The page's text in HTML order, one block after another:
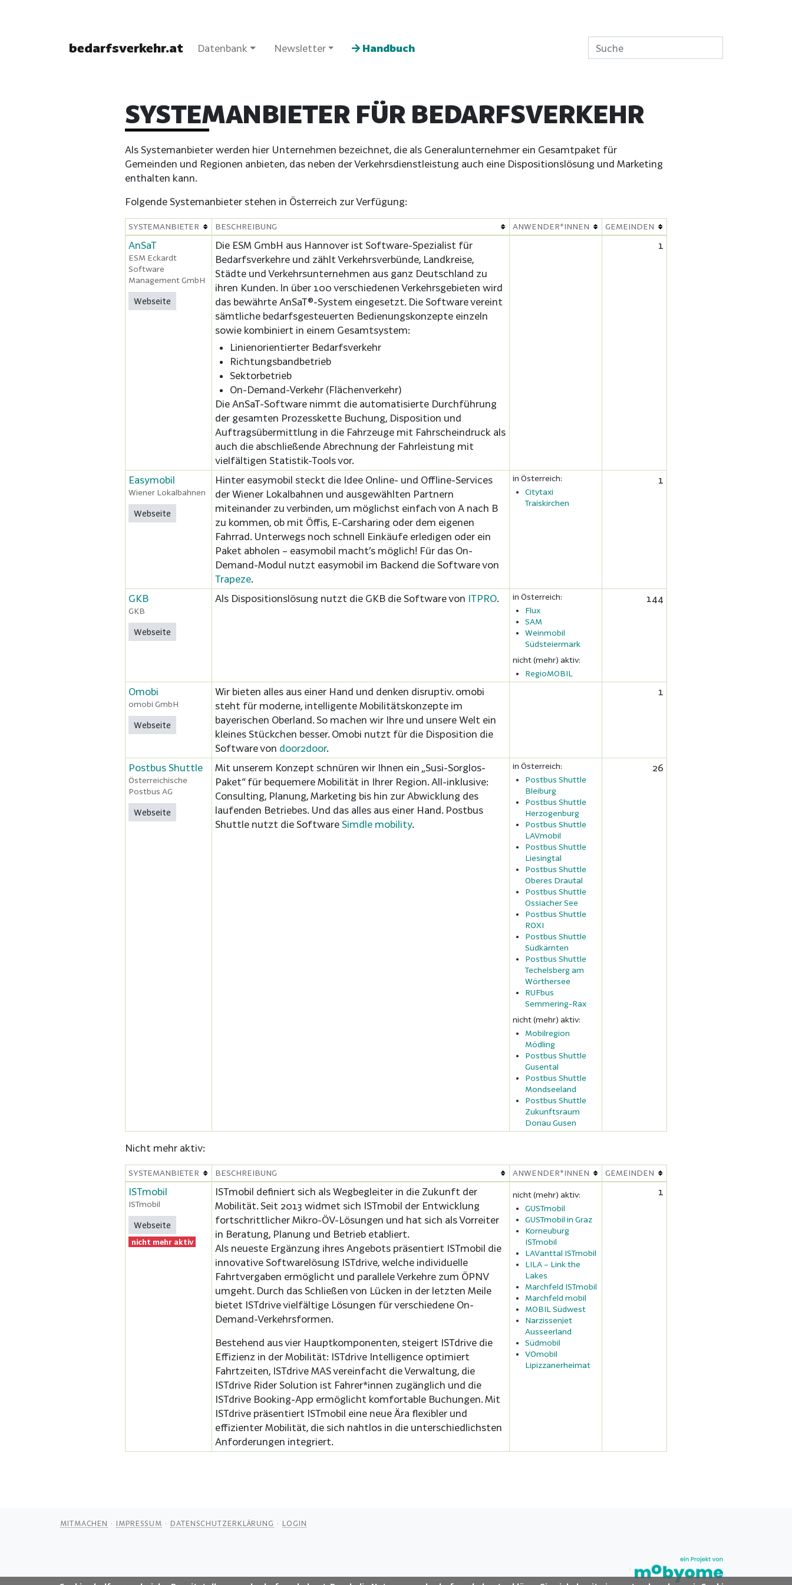
bedarfsverkehr.at Datenbank Newsletter Handbuch
SYSTEMANBIETER FÜR BEDARFSVERKEHR
Als Systemanbieter werden hier Unternehmen bezeichnet, die als Generalunternehmer ein Gesamtpaket für
Gemeinden und Regionen anbieten, das neben der Verkehrsdienstleistung auch eine Dispositionslösung und Marketing
enthalten kann.
Folgende Systemanbieter stehen in Österreich zur Verfügung:
SYSTEMANBIETER BESCHREIBUNG ANWENDER*INNEN GEMEINDEN
AnSaT
ESM Eckardt
Software
Management GmbH
Webseite
Die ESM GmbH aus Hannover ist Software-Spezialist für
Bedarfsverkehre und zählt Verkehrsverbünde, Landkreise,
Städte und Verkehrsunternehmen aus ganz Deutschland zu
ihren Kunden. In über 100 verschiedenen Verkehrsgebieten wird
das bewährte AnSaT®-System eingesetzt. Die Software vereint
sämtliche bedarfsgesteuerten Bedienungskonzepte einzeln
sowie kombiniert in einem Gesamtsystem:
Linienorientierter Bedarfsverkehr
Richtungsbandbetrieb
Sektorbetrieb
On-Demand-Verkehr (Flächenverkehr)
Die AnSaT-Software nimmt die automatisierte Durchführung
der gesamten Prozesskette Buchung, Disposition und
Auftragsübermittlung in die Fahrzeuge mit Fahrscheindruck als
auch die abschließende Abrechnung der Fahrleistung mit
vielfältigen Statistik-Tools vor.
1
Easymobil
Wiener Lokalbahnen
Webseite
Hinter easymobil steckt die Idee Online- und Offline-Services
der Wiener Lokalbahnen und ausgewählten Partnern
miteinander zu verbinden, um möglichst einfach von A nach B
zu kommen, ob mit Öffis, E-Carsharing oder dem eigenen
Fahrrad. Unterwegs noch schnell Einkäufe erledigen oder ein
Paket abholen – easymobil macht’s möglich! Für das On-
Demand-Modul nutzt easymobil im Backend die Software von
Trapeze.
in Österreich:
Citytaxi
Traiskirchen
1
GKB
GKB
Webseite
Als Dispositionslösung nutzt die GKB die Software von ITPRO.
in Österreich:
Flux
SAM
Weinmobil
Südsteiermark
nicht (mehr) aktiv:
RegioMOBIL
144
Omobi
omobi GmbH
Webseite
Wir bieten alles aus einer Hand und denken disruptiv. omobi
steht für moderne, intelligente Mobilitätskonzepte im
bayerischen Oberland. So machen wir Ihre und unsere Welt ein
kleines Stückchen besser. Omobi nutzt für die Disposition die
Software von door2door.
1
Postbus Shuttle
Österreichische
Postbus AG
Webseite
Mit unserem Konzept schnüren wir Ihnen ein „Susi-Sorglos-
Paket“ für bequemere Mobilität in Ihrer Region. All-inklusive:
Consulting, Planung, Marketing bis hin zur Abwicklung des
laufenden Betriebes. Und das alles aus einer Hand. Postbus
Shuttle nutzt die Software Simdle mobility.
in Österreich:
Postbus Shuttle
Bleiburg
Postbus Shuttle
Herzogenburg
Postbus Shuttle
LAVmobil
Postbus Shuttle
Liesingtal
Postbus Shuttle
Oberes Drautal
Postbus Shuttle
Ossiacher See
Postbus Shuttle
ROXI
Postbus Shuttle
Südkärnten
Postbus Shuttle
Techelsberg am
Wörthersee
RUFbus
Semmering-Rax
nicht (mehr) aktiv:
Mobilregion
Mödling
Postbus Shuttle
Gusental
Postbus Shuttle
Mondseeland
Postbus Shuttle
Zukunftsraum
Donau Gusen
26
Nicht mehr aktiv:
SYSTEMANBIETER BESCHREIBUNG ANWENDER*INNEN GEMEINDEN
ISTmobil
ISTmobil
Webseite
nicht mehr aktiv
ISTmobil definiert sich als Wegbegleiter in die Zukunft der
Mobilität. Seit 2013 widmet sich ISTmobil der Entwicklung
fortschrittlicher Mikro-ÖV-Lösungen und hat sich als Vorreiter
in Beratung, Planung und Betrieb etabliert.
Als neueste Ergänzung ihres Angebots präsentiert ISTmobil die
innovative Softwarelösung ISTdrive, welche individuelle
Fahrtvergaben ermöglicht und parallele Verkehre zum ÖPNV
umgeht. Durch das Schließen von Lücken in der letzten Meile
bietet ISTdrive vielfältige Lösungen für verschiedene On-
Demand-Verkehrsformen.
Bestehend aus vier Hauptkomponenten, steigert ISTdrive die
Effizienz in der Mobilität: ISTdrive Intelligence optimiert
Fahrtzeiten, ISTdrive MAS vereinfacht die Verwaltung, die
ISTdrive Rider Solution ist Fahrer*innen zugänglich und die
ISTdrive Booking-App ermöglicht komfortable Buchungen. Mit
ISTdrive präsentiert ISTmobil eine neue Ära flexibler und
effizienter Mobilität, die sich nahtlos in die unterschiedlichsten
Anforderungen integriert.
nicht (mehr) aktiv:
GUSTmobil
GUSTmobil in Graz
Korneuburg
ISTmobil
LAVanttal ISTmobil
LILA – Link the
Lakes
Marchfeld ISTmobil
Marchfeld mobil
MOBIL Südwest
Narzissenjet
Ausseerland
Südmobil
VOmobil
Lipizzanerheimat
1
MITMACHEN IMPRESSUM DATENSCHUTZERKLÄRUNG LOGIN